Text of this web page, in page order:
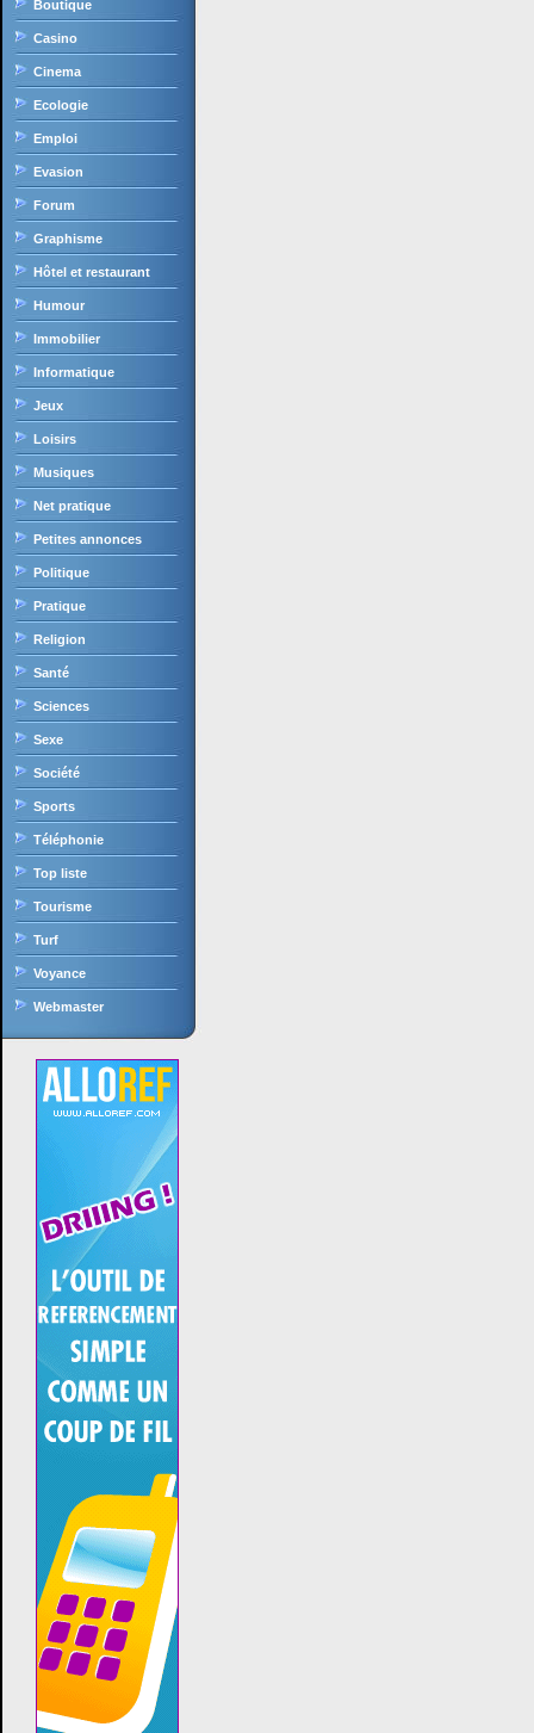
Boutique
Casino
Cinema
Ecologie
Emploi
Evasion
Forum
Graphisme
Hôtel et restaurant
Humour
Immobilier
Informatique
Jeux
Loisirs
Musiques
Net pratique
Petites annonces
Politique
Pratique
Religion
Santé
Sciences
Sexe
Société
Sports
Téléphonie
Top liste
Tourisme
Turf
Voyance
Webmaster